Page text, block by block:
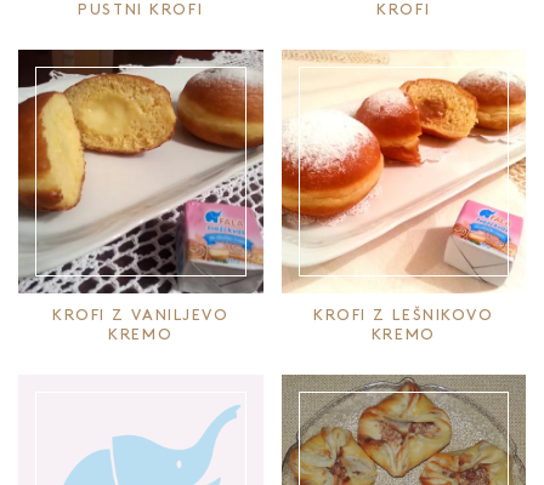
PUSTNI KROFI KROFI
KROFI Z VANILJEVO
KREMO
KROFI Z LEŠNIKOVO
KREMO